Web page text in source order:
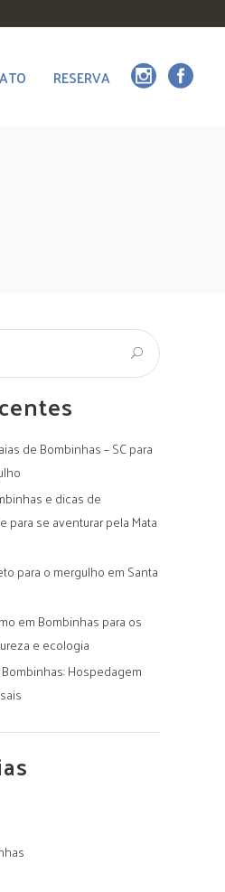
RESERVA
de Bombinhas – SC para
e dicas de
para se aventurar pela Mata
para o mergulho em Santa
em Bombinhas para os
e ecologia
Hospedagem